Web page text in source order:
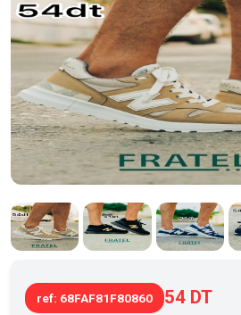
ref: 68FAF81F80860 54 DT